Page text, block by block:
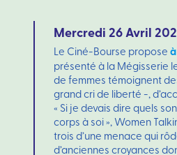
Mercredi 26 Avril
Le Ciné-Bourse propose
présenté à la Mégisserie
de femmes témoignent
grand cri de liberté -,
« Si je devais dire quels
corps à soi », Women
trois d’une menace qui
d’anciennes croyances